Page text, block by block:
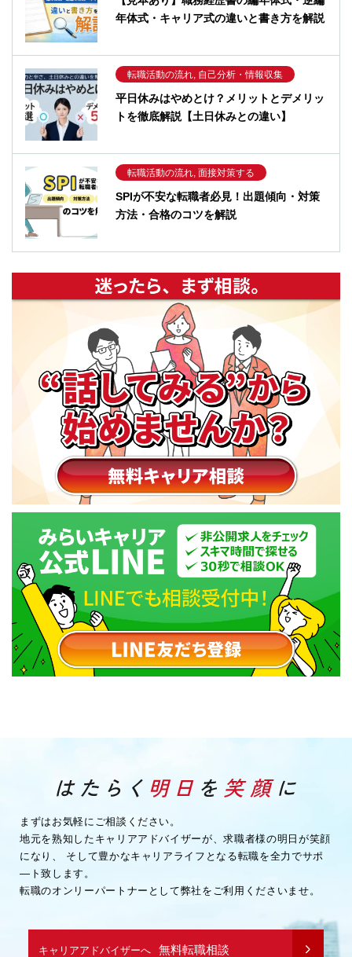
年体式・キャリア式の違いと書き方を解説
転職活動の流れ, 自己分析・情報収集
平日休みはやめとけ？メリットとデメリッ
トを徹底解説【土日休みとの違い】
転職活動の流れ, 面接対策する
SPIが不安な転職者必見！出題傾向・対策
方法・合格のコツを解説
まずはお気軽にご相談ください。
地元を熟知したキャリアアドバイザーが、求職者様の明日が笑顔
になり、
そして豊かなキャリアライフとなる転職を全力でサポ
―ト致します。
転職のオンリーパートナーとして弊社をご利用くださいませ。
キャリアアドバイザーへ 無料転職相談